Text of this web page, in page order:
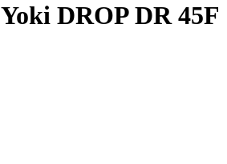
DROP DR 45F